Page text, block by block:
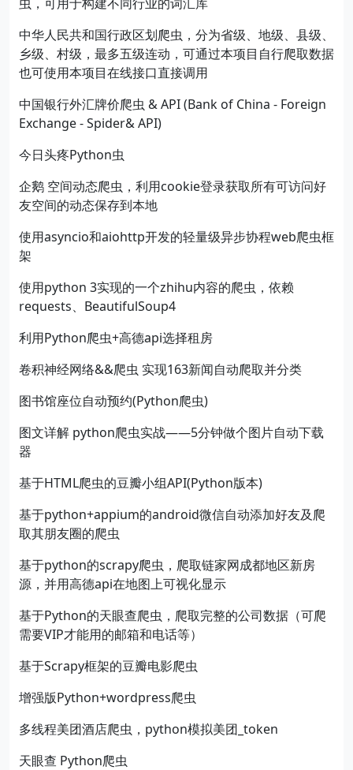
中华人民共和国行政区划爬虫，分为省级、地级、县级、
乡级、村级，最多五级连动，可通过本项目自行爬取数据
也可使用本项目在线接口直接调用
中国银行外汇牌价爬虫 & API (Bank of China - Foreign
Exchange - Spider& API)
今日头疼Python虫
企鹅 空间动态爬虫，利用cookie登录获取所有可访问好
友空间的动态保存到本地
使用asyncio和aiohttp开发的轻量级异步协程web爬虫框
架
使用python 3实现的一个zhihu内容的爬虫，依赖
requests、BeautifulSoup4
利用Python爬虫+高德api选择租房
卷积神经网络&&爬虫 实现163新闻自动爬取并分类
图书馆座位自动预约(Python爬虫)
图文详解 python爬虫实战——5分钟做个图片自动下载
器
基于HTML爬虫的豆瓣小组API(Python版本)
基于python+appium的android微信自动添加好友及爬
取其朋友圈的爬虫
基于python的scrapy爬虫，爬取链家网成都地区新房
源，并用高德api在地图上可视化显示
基于Python的天眼查爬虫，爬取完整的公司数据（可爬
需要VIP才能用的邮箱和电话等）
基于Scrapy框架的豆瓣电影爬虫
增强版Python+wordpress爬虫
多线程美团酒店爬虫，python模拟美团_token
天眼查 Python爬虫